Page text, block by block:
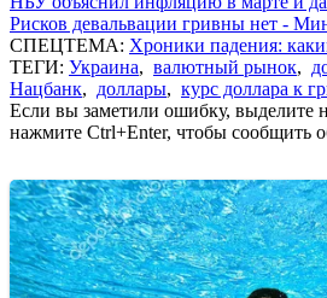
Рисков девальвации гривны нет -
СПЕЦТЕМА: Хроники падения:
ТЕГИ: Украина, валютный рынок,
Нацбанк, доллары, курс доллара к
Если вы заметили ошибку, выделите
нажмите Ctrl+Enter, чтобы сообщить